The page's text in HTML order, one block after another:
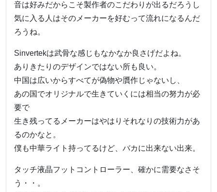
音は好みだからこそ製作者のこだわりが出るだろうし
気に入る人はそのメーカーを好むって流れになるんだ
ろうね。
Sinvertekは武骨な感じもなかなか良さげだよね。
ありきたりのデザインではない所も良い。
中国は広いからすべてが偽物や贋作じゃないし、
あの国でオリジナルで生きていくには相当の努力が必
要で
生き残ってるメーカーはやはりそれなりの技術力があ
るのかなと。
僕も中華ライト持ってるけど、バカに出来ない出来。
タッチ液晶フットコントローラー、確かに需要なさそ
う・・。